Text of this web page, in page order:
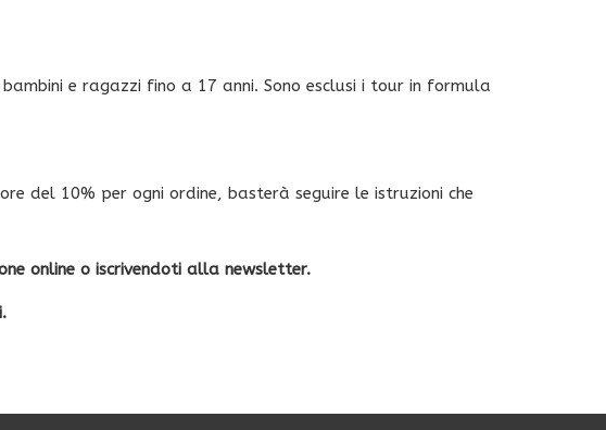
e ragazzi fino a 17 anni. Sono esclusi i tour in formula
del 10% per ogni ordine, basterà seguire le istruzioni che
online o iscrivendoti alla newsletter.